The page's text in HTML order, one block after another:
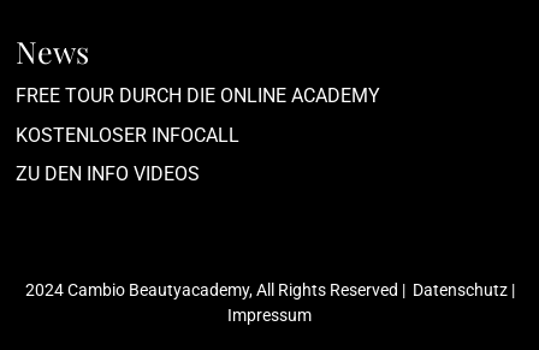
News
FREE TOUR DURCH DIE ONLINE ACADEMY
KOSTENLOSER INFOCALL
ZU DEN INFO VIDEOS
2024 Cambio Beautyacademy, All Rights Reserved | Datenschutz|
Impressum